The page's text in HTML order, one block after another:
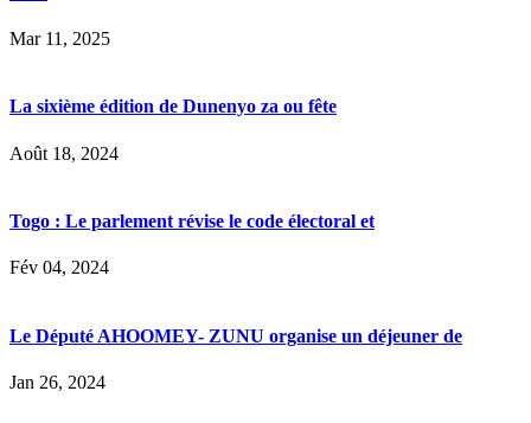
Mar 11, 2025
La sixième édition de Dunenyo za ou fête
Août 18, 2024
Togo : Le parlement révise le code électoral et
Fév 04, 2024
Le Député AHOOMEY- ZUNU organise un déjeuner de
Jan 26, 2024